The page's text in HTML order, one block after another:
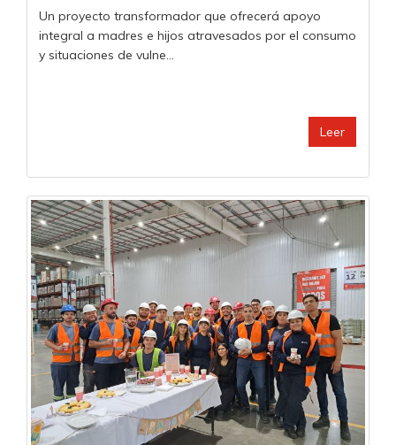
Un proyecto transformador que ofrecerá apoyo
integral a madres e hijos atravesados por el consumo
y situaciones de vulne...
Leer